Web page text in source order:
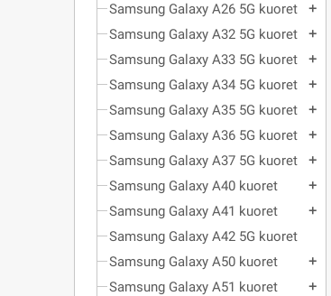
Samsung Galaxy A26 5G kuoret add
Samsung Galaxy A32 5G kuoret add
Samsung Galaxy A33 5G kuoret add
Samsung Galaxy A34 5G kuoret add
Samsung Galaxy A35 5G kuoret add
Samsung Galaxy A36 5G kuoret add
Samsung Galaxy A37 5G kuoret add
Samsung Galaxy A40 kuoret add
Samsung Galaxy A41 kuoret add
Samsung Galaxy A42 5G kuoret
Samsung Galaxy A50 kuoret
add
Samsung Galaxy A51 kuoret add